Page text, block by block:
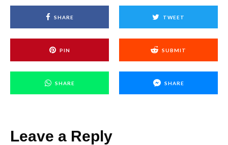
SHARE TWEET
PIN SUBMIT
SHARE SHARE
Leave a Reply